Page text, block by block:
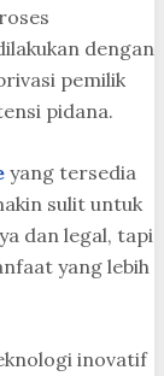
dengan
pemilik
pidana.
yang tersedia
sulit untuk
dan legal, tapi
yang lebih
inovatif